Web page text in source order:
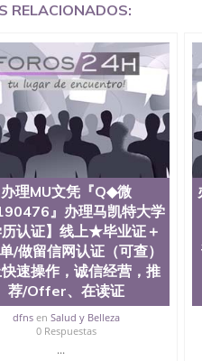
国外毕业证去哪认证QQ
QQ微信551190476国外文凭回
QQ微信551190476 国外烫金照
证明QQ微信551190476爱尔兰
文凭可靠吗QQ微信551190476
国外大学文凭真制作QQ
微信551190476办理国外毕业
定金吗QQ微信551190476办国
学位证书查询机构QQ微信
海外文凭认证办理QQ微
立大学”）成立于1857年，简
圣何塞市San Jose中心，占地
就业率，全美名列前茅的毕业
选为全美50强公立综合性大学
世界上享有学术地位、声誉、
。其计算机系与会计系更是在
硅谷中心得到工作机会。许多
是加州大学系统(UC)，还是加
。 圣何塞州立大学座落于硅谷
生三万人，超过134种学士学科
RELACIONADOS:
办理MU文凭『Q◆微
』办理马凯特大学
历认证】线上★毕业证＋
/做留信网认证（可查）
速操作，诚信经营，推
荐/Offer、在读证
dfns enSalud y Belleza
0 Respuestas
...